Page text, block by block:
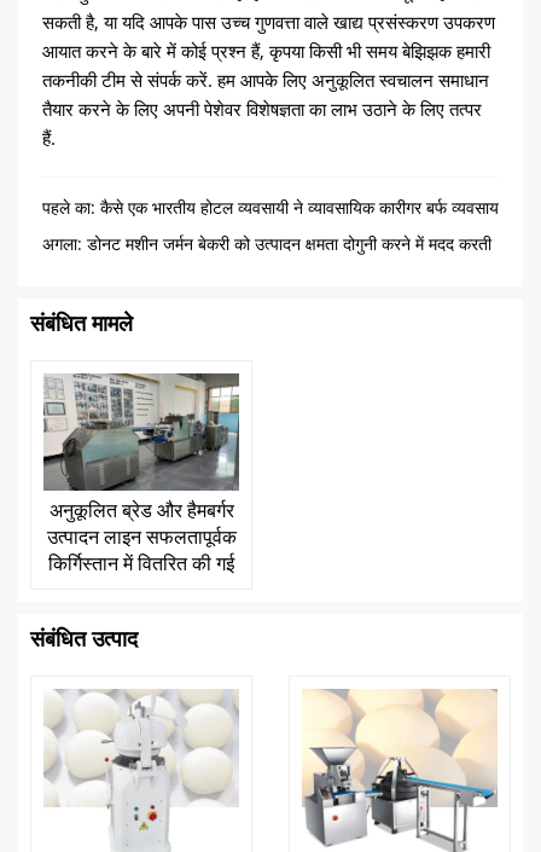
सकती है, या यदि आपके पास उच्च गुणवत्ता वाले खाद्य प्रसंस्करण उपकरण
आयात करने के बारे में कोई प्रश्न हैं, कृपया किसी भी समय बेझिझक हमारी
तकनीकी टीम से संपर्क करें. हम आपके लिए अनुकूलित स्वचालन समाधान
तैयार करने के लिए अपनी पेशेवर विशेषज्ञता का लाभ उठाने के लिए तत्पर
हैं.
पहले का: कैसे एक भारतीय होटल व्यवसायी ने व्यावसायिक कारीगर बर्फ व्यवसाय
के लिए स्पष्ट बर्फ ब्लॉक मशीनों का मूल्यांकन किया
अगला: डोनट मशीन जर्मन बेकरी को उत्पादन क्षमता दोगुनी करने में मदद करती
संबंधित मामले
अनुकूलित ब्रेड और हैमबर्गर
उत्पादन लाइन सफलतापूर्वक
किर्गिस्तान में वितरित की गई
संबंधित उत्पाद